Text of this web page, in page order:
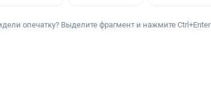
опечатку? Выделите фрагмент и нажмите Ctrl+Enter